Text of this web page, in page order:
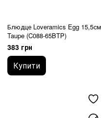
Блюдце Loveramics Egg 15,5см
Taupe (C088-65BTP)
383 грн
Купити